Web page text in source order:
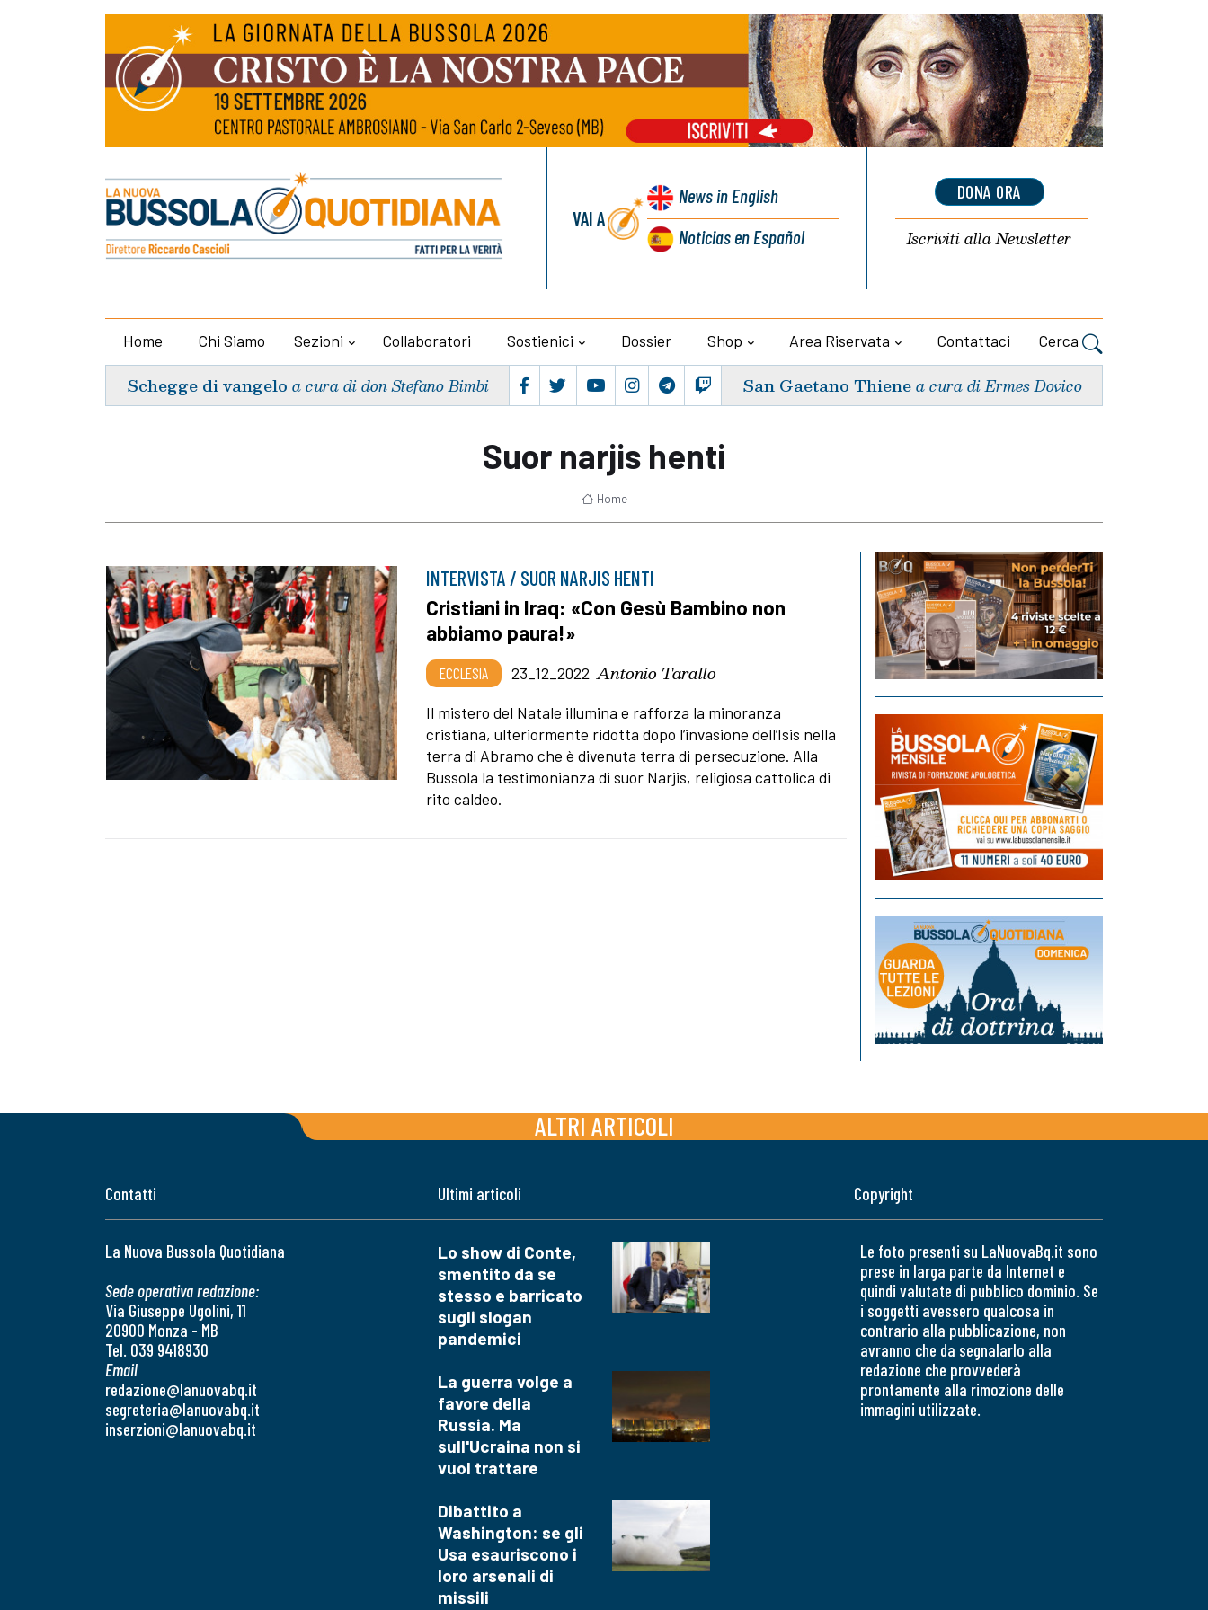
VAI A
Newsin English
Noticiasen Español
DONA ORA
Iscriviti allaNewsletter
Home Chi Siamo Sezioni Collaboratori Sostienici Dossier Shop Area Riservata Contattaci Cerca
Schegge di vangelo a cura di don Stefano Bimbi San Gaetano Thiene a cura di Ermes Dovico
Suor narjis henti
Home
INTERVISTA / SUOR NARJIS HENTI
Cristiani in Iraq: «Con Gesù Bambino non
abbiamo paura!»
ECCLESIA 23_12_2022 Antonio Tarallo
Il mistero del Natale illumina e rafforza la minoranza
cristiana, ulteriormente ridotta dopo l’invasione dell’Isis nella
terra di Abramo che è divenuta terra di persecuzione. Alla
Bussola la testimonianza di suor Narjis, religiosa cattolica di
rito caldeo.
ALTRI ARTICOLI
Contatti
La Nuova Bussola Quotidiana
Sede operativa redazione:
Via Giuseppe Ugolini, 11
20900 Monza - MB
Tel. 039 9418930
Email
redazione@lanuovabq.it
segreteria@lanuovabq.it
inserzioni@lanuovabq.it
Ultimi articoli
Lo show di Conte,
smentito da se
stesso e barricato
sugli slogan
pandemici
La guerra volge a
favore della
Russia. Ma
sull'Ucraina non si
vuol trattare
Dibattito a
Washington: se gli
Usa esauriscono i
loro arsenali di
missili
Copyright
Le foto presenti su LaNuovaBq.it sono
prese in larga parte da Internet e
quindi valutate di pubblico dominio. Se
i soggetti avessero qualcosa in
contrario alla pubblicazione, non
avranno che da segnalarlo alla
redazione che provvederà
prontamente alla rimozione delle
immagini utilizzate.